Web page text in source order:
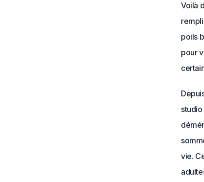
Voilà
poils
pour
studio
vie.